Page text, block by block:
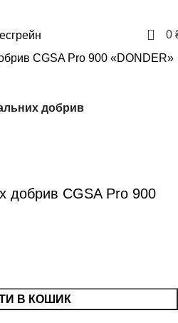
0 0
добрив
добрив CGSA Pro 900
В КОШИК